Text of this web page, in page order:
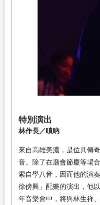
特別演出
林作長／嗩吶
來自高雄美濃，是位具傳
音。除了在廟會節慶等場
索自學八音，因而他的演
徐傍興」配樂的演出，他
年音樂會中，將與林生祥